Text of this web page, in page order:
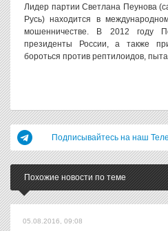
Лидер партии Светлана Пеунова
Русь) находится в
мошенничестве. В 2012 году
президенты России, а также
бороться против рептилоидов,
Подписывайтесь на наш
Похожие новости по теме
05.08.2016, 09:08